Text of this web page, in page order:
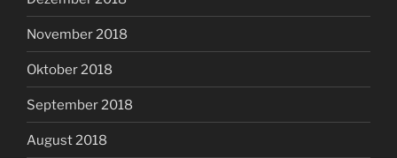
November 2018
Oktober 2018
September 2018
August 2018